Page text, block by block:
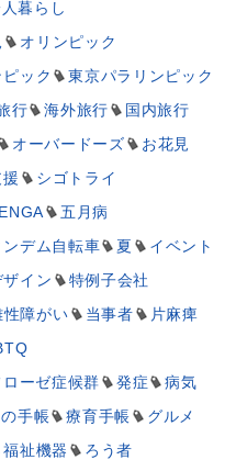
暮らし
オリンピック
ック
東京パラリンピック
行 海外旅行
国内旅行
オーバードーズ
お花見
シゴトライ
五月病
ンデム自転車 夏
イベント
イン
特例子会社
性障がい 当事者
片麻痺
ローゼ症候群 発症
病気
手帳 療育手帳
グルメ
福祉機器
ろう者